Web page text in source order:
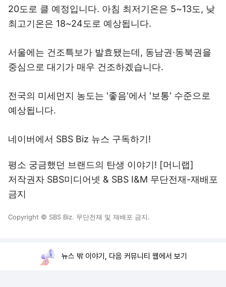
20도로 클 예정입니다. 아침 최저기온은 5~13도, 낮
최고기온은 18~24도로 예상됩니다.
서울에는 건조특보가 발효됐는데, 동남권·동북권을
중심으로 대기가 매우 건조하겠습니다.
전국의 미세먼지 농도는 '좋음'에서 '보통' 수준으로
예상됩니다.
네이버에서 SBS Biz 뉴스 구독하기!
평소 궁금했던 브랜드의 탄생 이야기! [머니랩]
저작권자 SBS미디어넷 & SBS I&M 무단전재-재배포
금지
Copyright © SBS Biz. 무단전재 및 재배포 금지.
뉴스 밖 이야기, 다음 커뮤니티 웹에서 보기